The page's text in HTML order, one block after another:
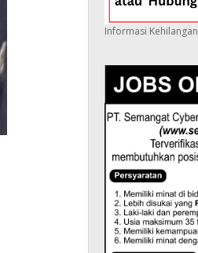
Informasi Kehilangan